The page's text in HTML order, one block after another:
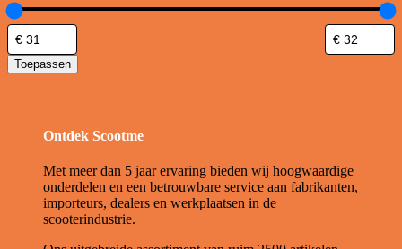
Toepassen
Ontdek Scootme
Met meer dan 5 jaar ervaring bieden wij hoogwaardige
onderdelen en een betrouwbare service aan fabrikanten,
importeurs, dealers en werkplaatsen in de
scooterindustrie.